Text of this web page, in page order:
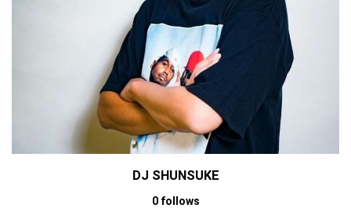
14. Come Here (feat. Sexyy Red) - BossMan D
15. Get It Sexyy - Sexyy Red
16. Area Codes (314 Remix) - Kali feat. Sex
yy Red
17. Mo Bamba - Sheck Wes
18. NO BYSTANDERS - Travis Scott ft. Juic
DJ SHUNSUKE
0 follows